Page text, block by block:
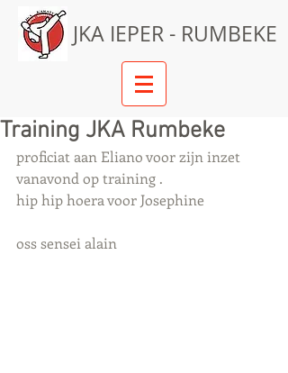
JKA IEPER - RUMBEKE
Training JKA Rumbeke
proficiat aan Eliano voor zijn inzet
vanavond op training .
hip hip hoera voor Josephine
oss sensei alain